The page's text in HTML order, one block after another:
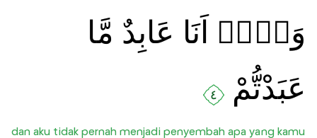
وَلَاۤ اَنَا عَابِدٌ مَّا
عَبَدْتُّمْ ٤
dan aku tidak pernah menjadi penyembah apa yang kamu